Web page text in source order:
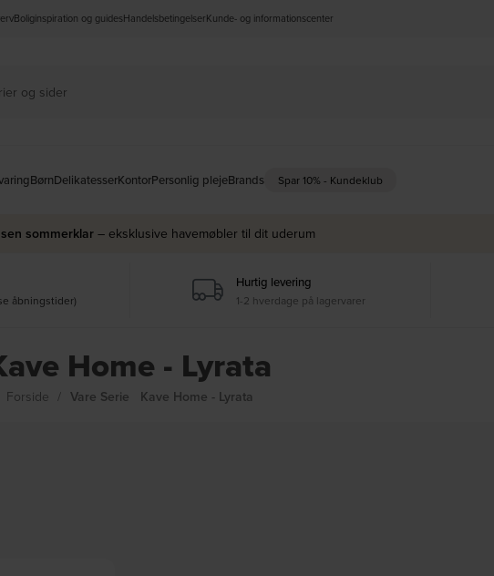
Boliginspiration og guidesHandelsbetingelserKunde- og informationscenter
BørnDelikatesserKontorPersonlig plejeBrands Spar 10% - Kundeklub
sommerklar– eksklusive havemøbler til dit uderum
åbningstider)
Hurtig levering
1-2 hverdage på lagervarer
Home - Lyrata
Forside Vare Serie Kave Home - Lyrata